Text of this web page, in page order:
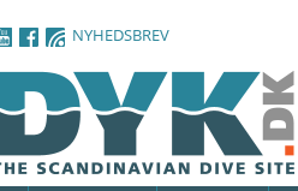
NYHEDSBREV